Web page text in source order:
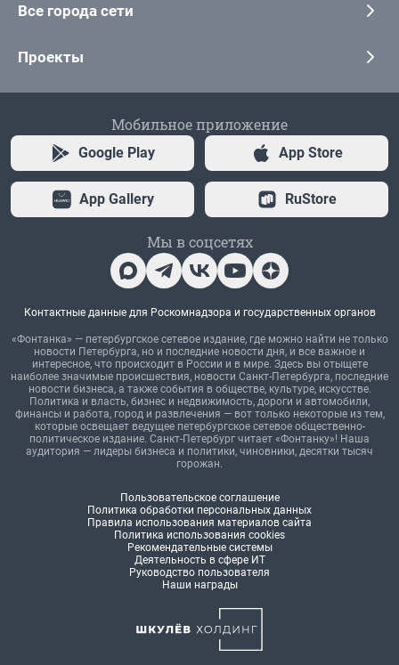
Все города сети
Проекты
Мобильное приложение
Google Play App Store
App Gallery RuStore
Мы в соцсетях
Контактные данные для Роскомнадзора и государственных органов
«Фонтанка» — петербургское сетевое издание, где можно найти не только
новости Петербурга, но и последние новости дня, и все важное и
интересное, что происходит в России и в мире. Здесь вы отыщете
наиболее значимые происшествия, новости Санкт-Петербурга, последние
новости бизнеса, а также события в обществе, культуре, искусстве.
Политика и власть, бизнес и недвижимость, дороги и автомобили,
финансы и работа, город и развлечения — вот только некоторые из тем,
которые освещает ведущее петербургское сетевое общественно-
политическое издание. Санкт-Петербург читает «Фонтанку»! Наша
аудитория — лидеры бизнеса и политики, чиновники, десятки тысяч
горожан.
Пользовательское соглашение
Политика обработки персональных данных
Правила использования материалов сайта
Политика использования cookies
Рекомендательные системы
Деятельность в сфере ИТ
Руководство пользователя
Наши награды